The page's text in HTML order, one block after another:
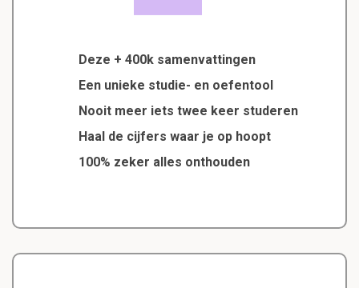
Deze + 400k samenvattingen
Een unieke studie- en oefentool
Nooit meer iets twee keer studeren
Haal de cijfers waar je op hoopt
100% zeker alles onthouden